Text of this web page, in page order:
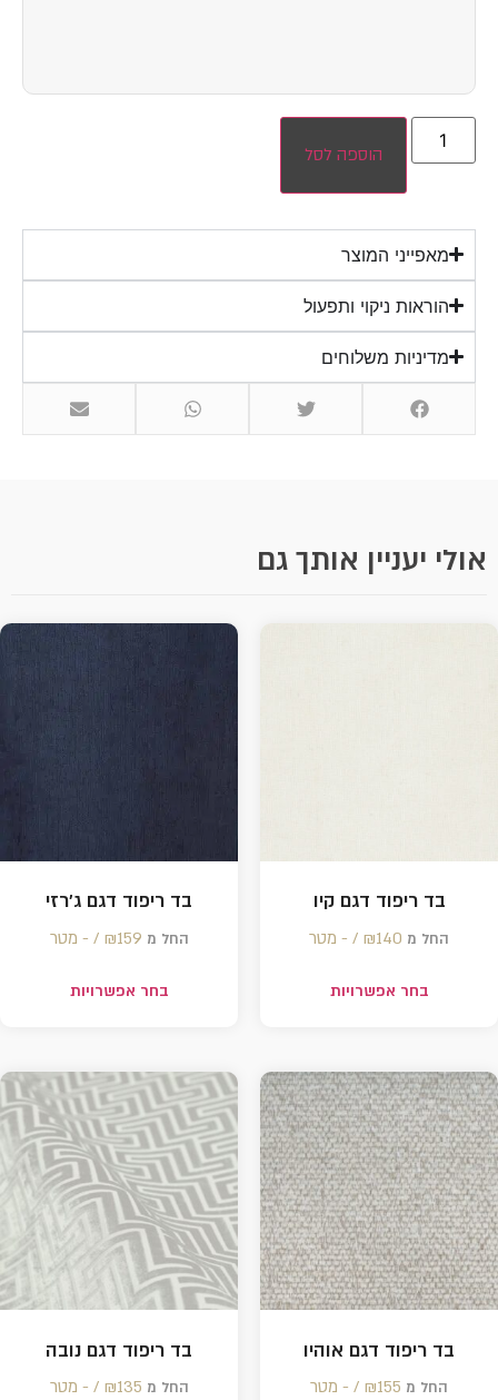
הוספה לסל
מאפייני המוצר
הוראות ניקוי ותפעול
מדיניות משלוחים
אולי יעניין אותך גם
בד ריפוד דגם קיו
החל מ ₪140 /‏‏‎ ‎- מטר
בחר אפשרויות
בד ריפוד דגם ג'רזי
החל מ ₪159 /‏‏‎ ‎- מטר
בחר אפשרויות
בד ריפוד דגם אוהיו
החל מ ₪155 /‏‏‎ ‎- מטר
בד ריפוד דגם נובה
החל מ ₪135 /‏‏‎ ‎- מטר